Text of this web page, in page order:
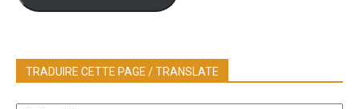
TRADUIRE CETTE PAGE / TRANSLATE